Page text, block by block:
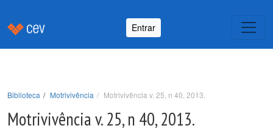
Entrar
Biblioteca Motrivivência Motrivivência v. 25, n 40, 2013.
Motrivivência v. 25, n 40, 2013.